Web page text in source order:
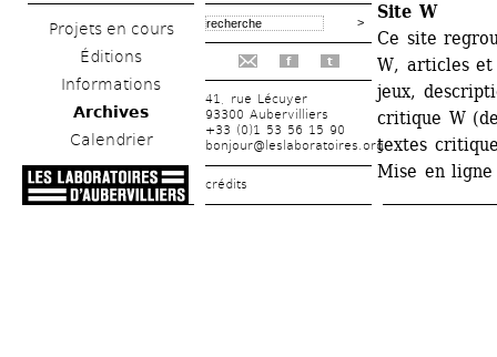
Projets en cours
Éditions
Informations
Archives
Calendrier
f t
41, rue Lécuyer
93300 Aubervilliers
+33 (0)1 53 56 15 90
bonjour@leslaboratoires.org
crédits
Site W
Ce site
W, articles et
jeux,
critique W
textes
Mise en